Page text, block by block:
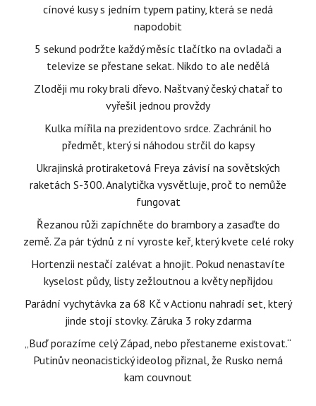
cínové kusy s jedním typem patiny, která se nedá
napodobit
5 sekund podržte každý měsíc tlačítko na ovladači a
televize se přestane sekat. Nikdo to ale nedělá
Zloději mu roky brali dřevo. Naštvaný český chatař to
vyřešil jednou provždy
Kulka mířila na prezidentovo srdce. Zachránil ho
předmět, který si náhodou strčil do kapsy
Ukrajinská protiraketová Freya závisí na sovětských
raketách S-300. Analytička vysvětluje, proč to nemůže
fungovat
Řezanou růži zapíchněte do brambory a zasaďte do
země. Za pár týdnů z ní vyroste keř, který kvete celé roky
Hortenzii nestačí zalévat a hnojit. Pokud nenastavíte
kyselost půdy, listy zežloutnou a květy nepřijdou
Parádní vychytávka za 68 Kč v Actionu nahradí set, který
jinde stojí stovky. Záruka 3 roky zdarma
„Buď porazíme celý Západ, nebo přestaneme existovat.“
Putinův neonacistický ideolog přiznal, že Rusko nemá
kam couvnout